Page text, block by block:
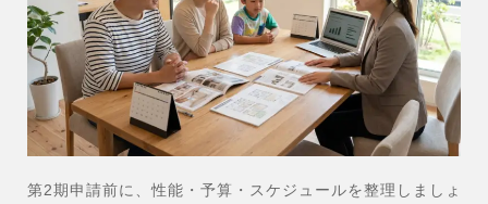
第2期申請前に、性能・予算・スケジュールを整理しましょ
会社情報
会社概要
スタッフ紹介